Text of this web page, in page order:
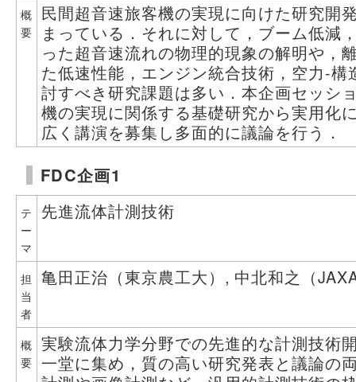
概
要
民間超音速旅客機の実現に向けた研究開
まっている．それに対して，ブーム低減
った超音速流れの物理的現象の解明や，
た低速性能，エンジン統合技術，空力-
討すべき研究課題は多い．本企画セッシ
機の実現に関係する基礎研究から実用化
広く講演を募集し多面的に議論を行う．
FDC企画1
テ
ー
マ
先進流体計測技術
担
当
者
亀田正治（東京農工大）, 中北和之（
概
要
実験流体力学分野での先進的な計測技術
一堂に集め，質の高い研究発表と議論の